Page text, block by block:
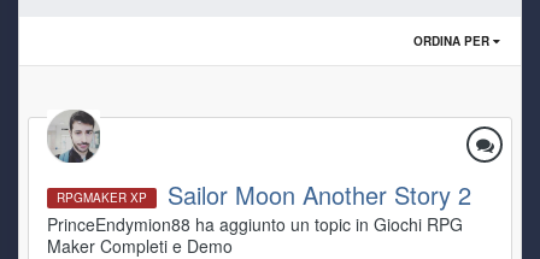
ORDINA PER
RPGMAKER XP Sailor Moon Another Story 2
PrinceEndymion88 ha aggiunto un topic in Giochi RPG
Maker Completi e Demo